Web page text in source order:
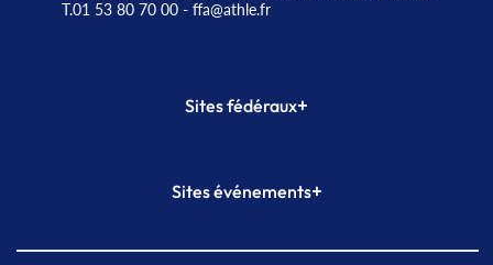
T.01 53 80 70 00- ffa@athle.fr
Sites fédéraux+
Plateforme Formation
Sites événements+
Meeting de Paris indoor